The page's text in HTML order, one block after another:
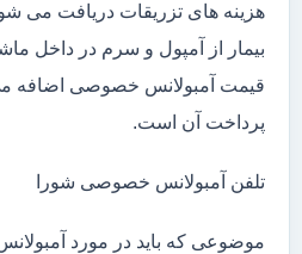
هزینه های تزریقات دریافت می
بیمار از آمپول و سرم در داخل
قیمت آمبولانس خصوصی اضافه
پرداخت آن است.
تلفن آمبولانس خصوصی شورا
موضوعی که باید در مورد